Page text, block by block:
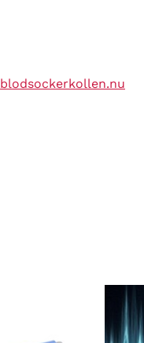
blodsockerkollen.nu